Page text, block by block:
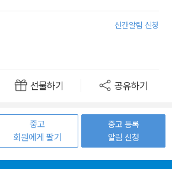
신간알림 신청
선물하기 공유하기
중고
회원에게 팔기
중고 등록
알림 신청